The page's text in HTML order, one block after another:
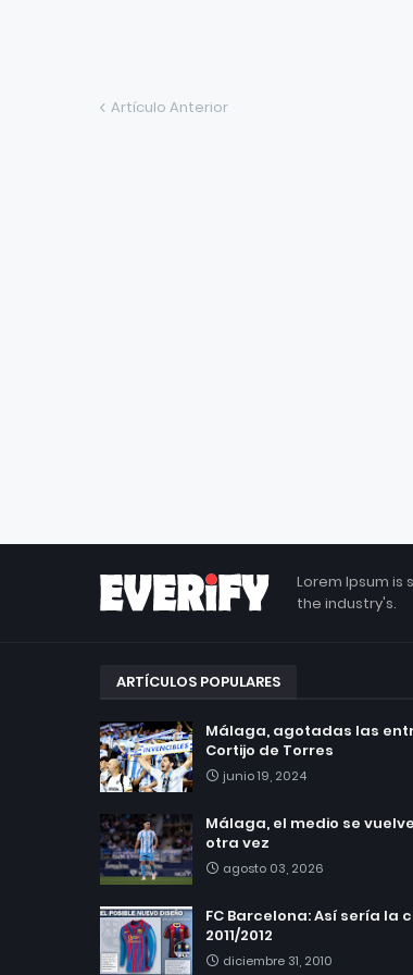
Artículo Anterior
Lorem Ipsum
the industry's.
ARTÍCULOS POPULARES
Málaga, agotadas las
Cortijo de Torres
junio 19, 2024
Málaga, el medio se
otra vez
agosto 03, 2026
FC Barcelona: Así sería la
2011/2012
diciembre 31, 2010